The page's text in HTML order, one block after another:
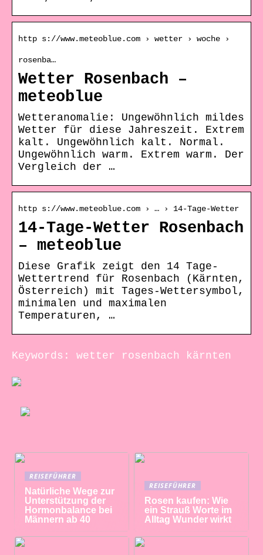
http s://www.meteoblue.com › wetter › woche ›
rosenba…
Wetter Rosenbach –
meteoblue
Wetteranomalie: Ungewöhnlich mildes
Wetter für diese Jahreszeit. Extrem
kalt. Ungewöhnlich kalt. Normal.
Ungewöhnlich warm. Extrem warm. Der
Vergleich der …
http s://www.meteoblue.com › … › 14-Tage-Wetter
14-Tage-Wetter Rosenbach
– meteoblue
Diese Grafik zeigt den 14 Tage-
Wettertrend für Rosenbach (Kärnten,
Österreich) mit Tages-Wettersymbol,
minimalen und maximalen
Temperaturen, …
Keywords: wetter rosenbach kärnten
REISEFÜHRER
Natürliche Wege zur
Unterstützung der
Hormonbalance bei
Männern ab 40
REISEFÜHRER
Rosen kaufen: Wie
ein Strauß Worte im
Alltag Wunder wirkt